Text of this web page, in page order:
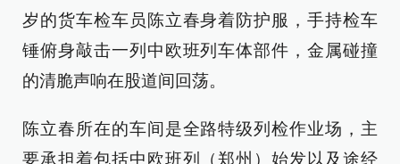
岁的货车检车员陈立春身着防护服，手持检车
锤俯身敲击一列中欧班列车体部件，金属碰撞
的清脆声响在股道间回荡。
陈立春所在的车间是全路特级列检作业场，主
要承担着包括中欧班列（郑州）始发以及途经